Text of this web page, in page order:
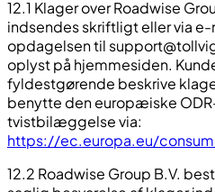
12.1 Klager over Roadwise
indsendes skriftligt eller via
opdagelsen til
oplyst på hjemmesiden.
fyldestgørende beskrive
benytte den europæiske
tvistbilæggelse via:
https://ec.europa.eu/
12.2 Roadwise Group B.V.